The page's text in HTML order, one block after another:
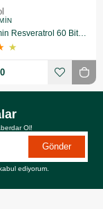
Suda Vitamin Resveratrol 60 Bitkisel Kapsül
★
Ol!
Gönder
ediyorum.